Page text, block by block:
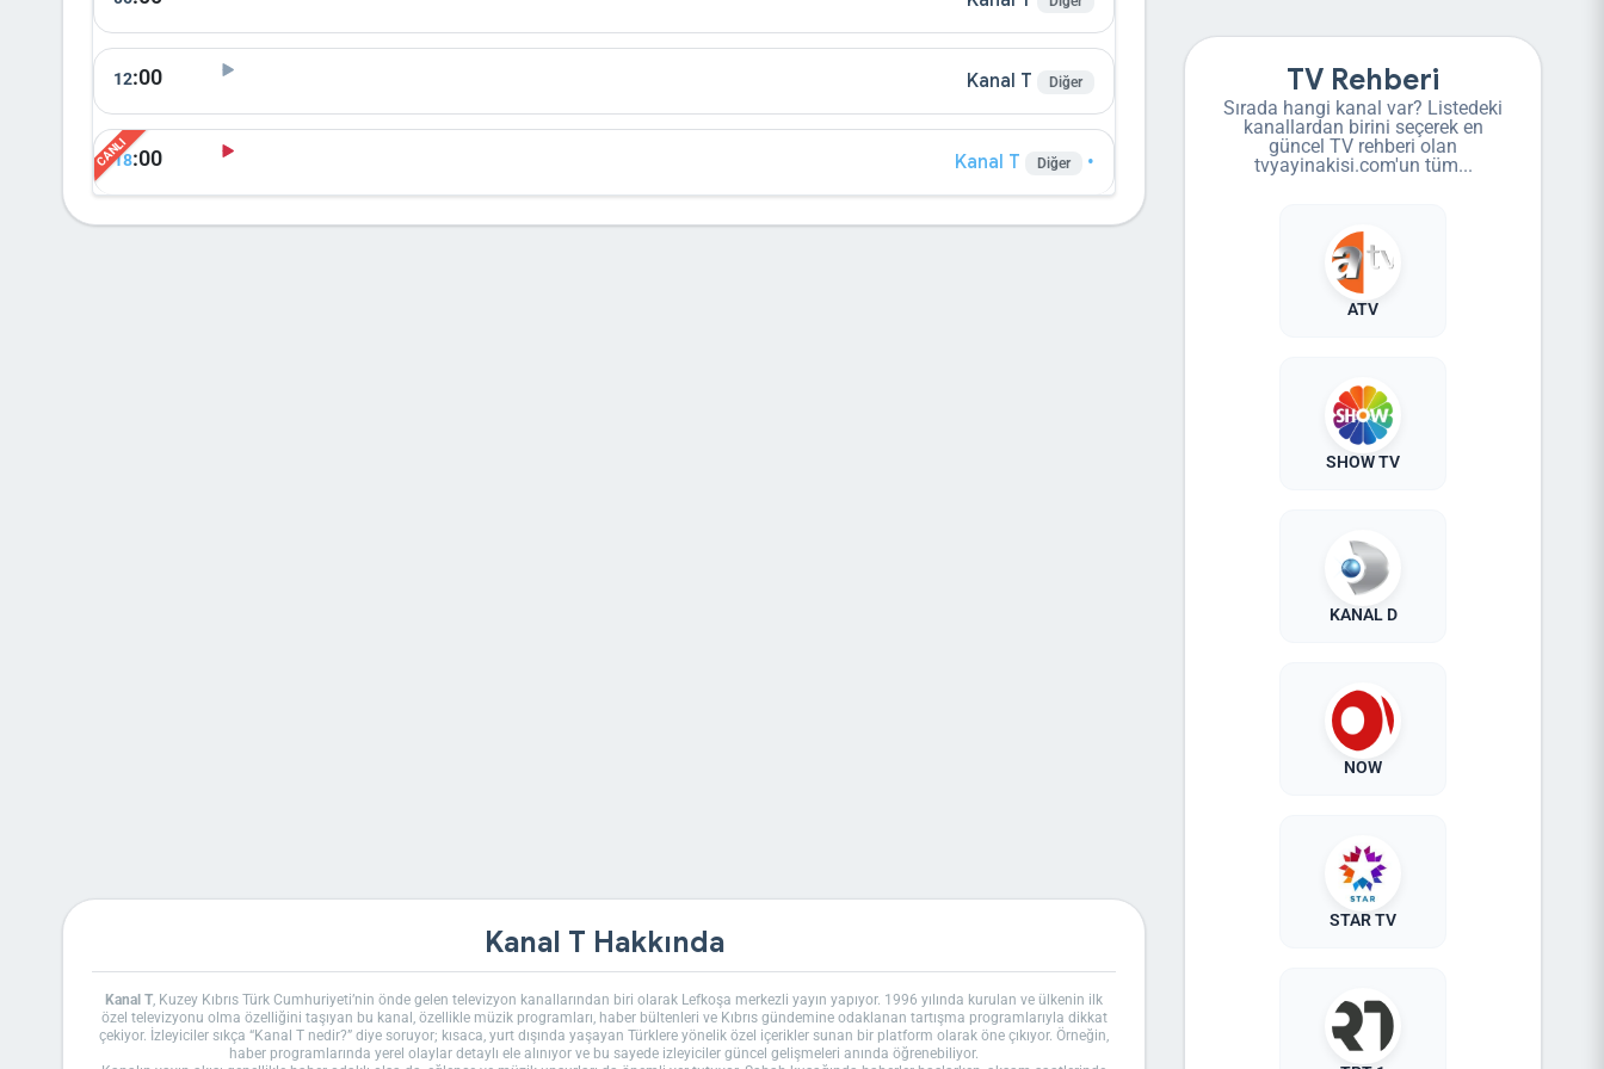
12:00 Kanal T Diğer
18:00 Kanal T Diğer •
Kanal T Hakkında
Kanal T, Kuzey Kıbrıs Türk Cumhuriyeti’nin önde gelen televizyon kanallarından biri olarak Lefkoşa merkezli yayın yapıyor. 1996 yılında kurulan ve ülkenin ilk
özel televizyonu olma özelliğini taşıyan bu kanal, özellikle müzik programları, haber bültenleri ve Kıbrıs gündemine odaklanan tartışma programlarıyla dikkat
çekiyor. İzleyiciler sıkça “Kanal T nedir?” diye soruyor; kısaca, yurt dışında yaşayan Türklere yönelik özel içerikler sunan bir platform olarak öne çıkıyor. Örneğin,
haber programlarında yerel olaylar detaylı ele alınıyor ve bu sayede izleyiciler güncel gelişmeleri anında öğrenebiliyor.
TV Rehberi
Sırada hangi kanal var? Listedeki
kanallardan birini seçerek en
güncel TV rehberi olan
tvyayinakisi.com'un tüm...
ATV
SHOW TV
KANAL D
NOW
STAR TV